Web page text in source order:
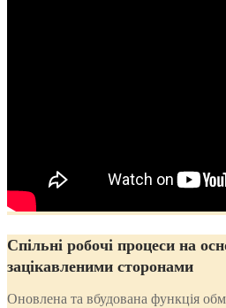
Спільні робочі процеси на
зацікавленими сторонами
Оновлена та вбудована функція